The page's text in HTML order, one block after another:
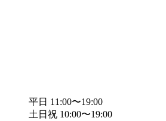
平日 11:00〜19:00
土日祝 10:00〜19:00